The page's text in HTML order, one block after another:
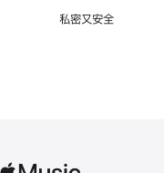
私密又安全